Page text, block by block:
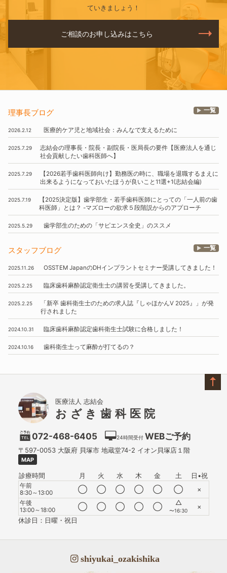
ていきましょう！
ご相談のお申し込みはこちら
理事長ブログ 一覧
2026.2.12 医療的ケア児と地域社会 ： みんなで支えるために
2025.7.29 志結会の理事長・院長・副院長・医局長の要件 【医療法人を通じ
社会貢献したい歯科医師へ】
2025.7.29 【2026若手歯科医師向け】 勤務医の時に、 職場を退職するまえに
出来るようになっておいたほうが良いこと11選+1(志結会編)
2025.7.19 【2025決定版】 歯学部生・若手歯科医師にとっての 「一人前の歯
科医師」
とは？ -マズローの欲求５段階説からのアプローチ
2025.5.29 歯学部生のための 「サピエンス全史」 のススメ
スタッフブログ 一覧
2025.11.26 OSSTEM JapanのDHインプラントセミナー受講してきました！
2025.2.25 臨床歯科麻酔認定衛生士の講習を受講してきました。
2025.2.25 「新卒 歯科衛生士のための求人誌『しゃほかんV 2025』」 が発
行されました
2024.10.31 臨床歯科麻酔認定歯科衛生士試験に合格しました！
2024.10.16 歯科衛生士って麻酔が打てるの？
医療法人 志結会
おざき歯科医院
072-468-6405 24時間受付 WEBご予約
〒597-0053 大阪府 貝塚市 地蔵堂74-2 イオン貝塚店１階
MAP
診療時間 月 火 水 木 金 土 日•祝
午前
8:30～13:00
◯ ◯ ◯ ◯ ◯ ◯ ×
午後
13:00～18:00
◯ ◯ ◯ ◯ ◯ △
〜16:30
×
休診日：日曜・祝日
shiyukai_ozakishika